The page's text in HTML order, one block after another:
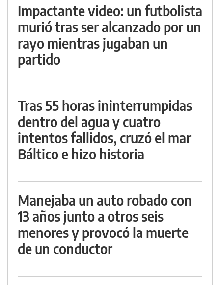
Impactante video: un futbolista
murió tras ser alcanzado por un
rayo mientras jugaban un
partido
Tras 55 horas ininterrumpidas
dentro del agua y cuatro
intentos fallidos, cruzó el mar
Báltico e hizo historia
Manejaba un auto robado con
13 años junto a otros seis
menores y provocó la muerte
de un conductor